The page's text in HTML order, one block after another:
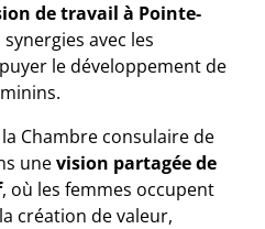
de travail à Pointe-
avec les
le développement de
Chambre consulaire de
unevision partagée de
, où les femmes occupent
création de valeur,